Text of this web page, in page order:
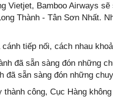
Vietjet, Bamboo Airways
Thành - Tân Sơn Nhất.
tiếp nối, cách nhau
đã sẵn sàng đón những
công, Cục Hàng